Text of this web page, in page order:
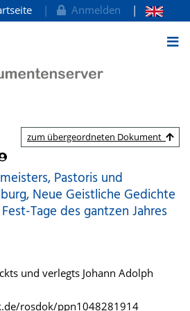
Anmelden
zum übergeordneten Dokument
Pastoris und
Neue Geistliche Gedichte
Tage des gantzen Jahres
und verlegts Johann Adolph
rosdok/ppn1048281914